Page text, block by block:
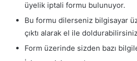
üyelik iptali formu bulunuyor.
Bu formu dilerseniz bilgisayar
çıktı alarak el ile
Form üzerinde sizden bazı